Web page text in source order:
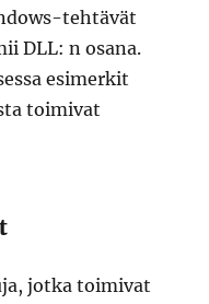
tehtävät
DLL: n osana.
esimerkit
toimivat
jotka toimivat